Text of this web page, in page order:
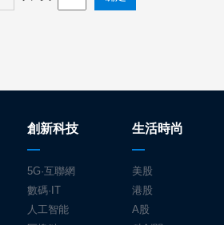
創新科技
5G·互聯網
數碼·IT
人工智能
生活時尚
美股
港股
A股